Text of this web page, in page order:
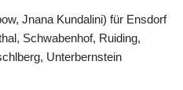
Jnana Kundalini) für Ensdorf
Schwabenhof, Ruiding,
Unterbernstein